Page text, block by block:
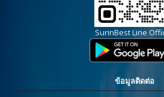
SurinBest Line
ข้อมูลติดต่อ